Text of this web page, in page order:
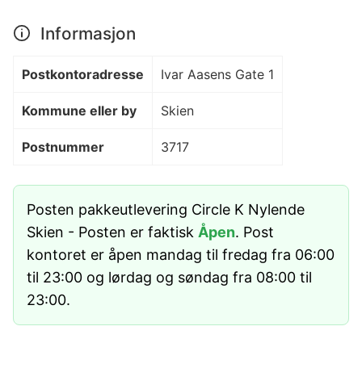
Informasjon
Postkontoradresse Ivar Aasens Gate 1
Kommune eller by Skien
Postnummer 3717
Posten pakkeutlevering Circle K Nylende
Skien - Posten er faktisk Åpen. Post
kontoret er åpen mandag til fredag fra 06:00
til 23:00 og lørdag og søndag fra 08:00 til
23:00.